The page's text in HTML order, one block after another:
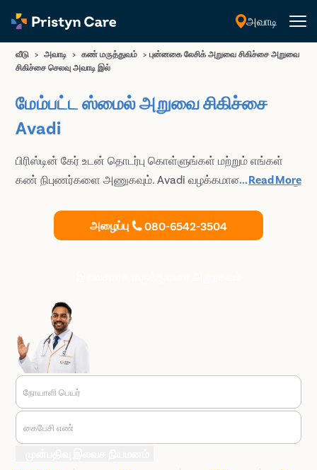
தமிழ்
அவாடி
வீடு > அவாடி > கண் மருத்துவம் > புன்னகை லேசிக் அறுவை சிகிச்சை அறுவை
சிகிச்சை செலவு அவாடி இல்
மேம்பட்ட ஸ்மைல் அறுவை சிகிச்சை
Avadi
பிரிஸ்டின் கேர் உடன் தொடர்பு கொள்ளுங்கள் மற்றும் எங்கள்
கண் நிபுணர்களை அணுகவும். Avadi வழக்கமான லாசிக்கிற்கு
சிகிச்சையை நாங்கள் வழங்குகிறோம்.
...Read More
அழைப்பு 080-6542-3504
நோயாளி பெயர்
கைபேசி எண்